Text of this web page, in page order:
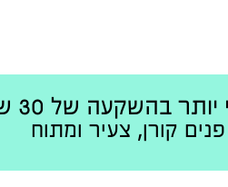
של 30 שניות ביום:
קורן, צעיר ומתוח